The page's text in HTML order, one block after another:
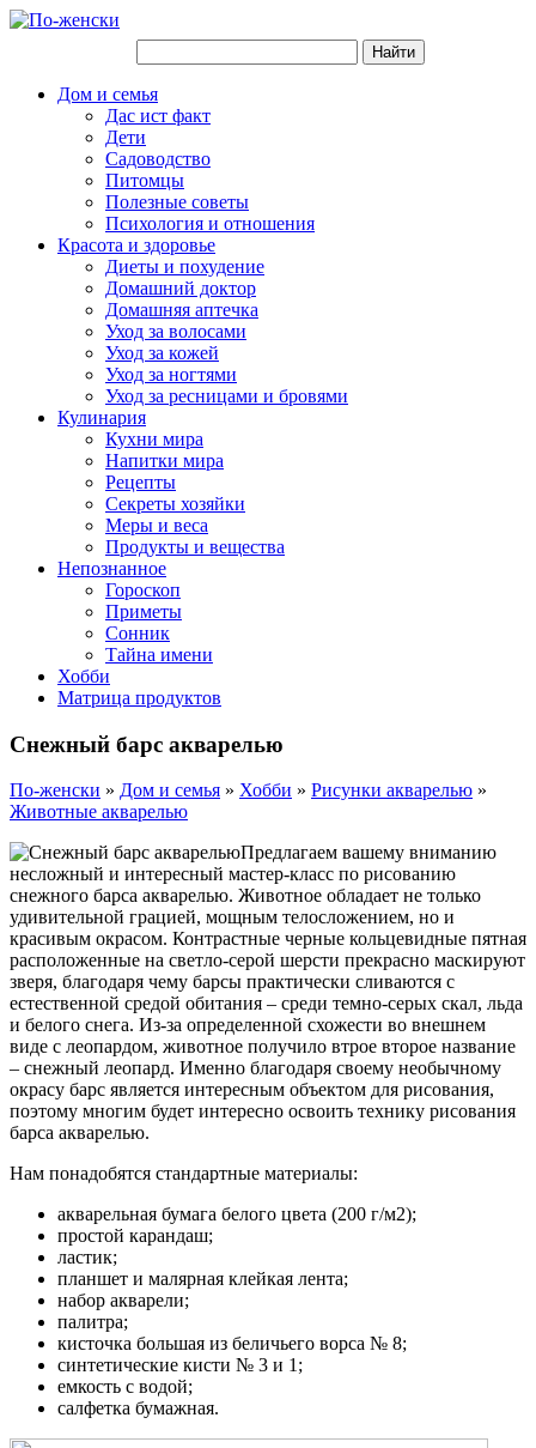
Дом и семья
Дас ист факт
Дети
Садоводство
Питомцы
Полезные советы
Психология и отношения
Красота и здоровье
Диеты и похудение
Домашний доктор
Домашняя аптечка
Уход за волосами
Уход за кожей
Уход за ногтями
Уход за ресницами и бровями
Кулинария
Кухни мира
Напитки мира
Рецепты
Секреты хозяйки
Меры и веса
Продукты и вещества
Непознанное
Гороскоп
Приметы
Сонник
Тайна имени
Хобби
Матрица продуктов
Снежный барс акварелью
По-женски » Дом и семья » Хобби » Рисунки акварелью »
Животные акварелью
Предлагаем вашему вниманию
несложный и интересный мастер-класс по рисованию
снежного барса акварелью. Животное обладает не только
удивительной грацией, мощным телосложением, но и
красивым окрасом. Контрастные черные кольцевидные пятная
расположенные на светло-серой шерсти прекрасно маскируют
зверя, благодаря чему барсы практически сливаются с
естественной средой обитания – среди темно-серых скал, льда
и белого снега. Из-за определенной схожести во внешнем
виде с леопардом, животное получило втрое второе название
– снежный леопард. Именно благодаря своему необычному
окрасу барс является интересным объектом для рисования,
поэтому многим будет интересно освоить технику рисования
барса акварелью.
Нам понадобятся стандартные материалы:
акварельная бумага белого цвета (200 г/м2);
простой карандаш;
ластик;
планшет и малярная клейкая лента;
набор акварели;
палитра;
кисточка большая из беличьего ворса № 8;
синтетические кисти № 3 и 1;
емкость с водой;
салфетка бумажная.